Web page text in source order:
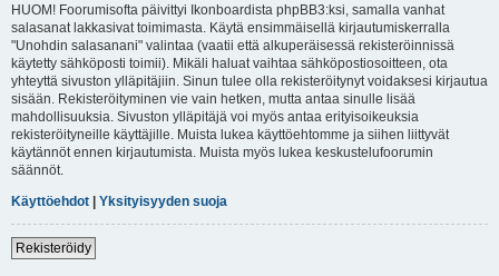
HUOM! Foorumisofta päivittyi Ikonboardista phpBB3:ksi, samalla vanhat
salasanat lakkasivat toimimasta. Käytä ensimmäisellä kirjautumiskerralla
"Unohdin salasanani" valintaa (vaatii että alkuperäisessä rekisteröinnissä
käytetty sähköposti toimii). Mikäli haluat vaihtaa sähköpostiosoitteen, ota
yhteyttä sivuston ylläpitäjiin. Sinun tulee olla rekisteröitynyt voidaksesi kirjautua
sisään. Rekisteröityminen vie vain hetken, mutta antaa sinulle lisää
mahdollisuuksia. Sivuston ylläpitäjä voi myös antaa erityisoikeuksia
rekisteröityneille käyttäjille. Muista lukea käyttöehtomme ja siihen liittyvät
käytännöt ennen kirjautumista. Muista myös lukea keskustelufoorumin
säännöt.
Käyttöehdot | Yksityisyyden suoja
Rekisteröidy